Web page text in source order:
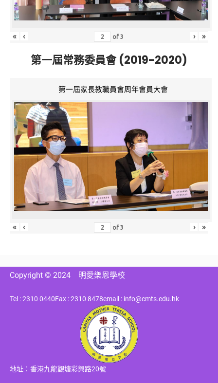
« ‹ of3 › »
第一屆常務委員會 (2019-2020)
第一屆家長教職員會周年會員大會
« ‹ of3 › »
Copyright © 2024 明愛樂恩學校
Tel : 2310 0440Fax : 2310 8478email : info@cmts.edu.hk
地址：香港九龍觀塘彩興路20號